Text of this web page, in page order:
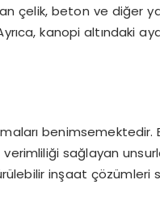
çelik, beton ve diğer
kanopi altındaki
benimsemektedir.
sağlayan
inşaat çözümleri